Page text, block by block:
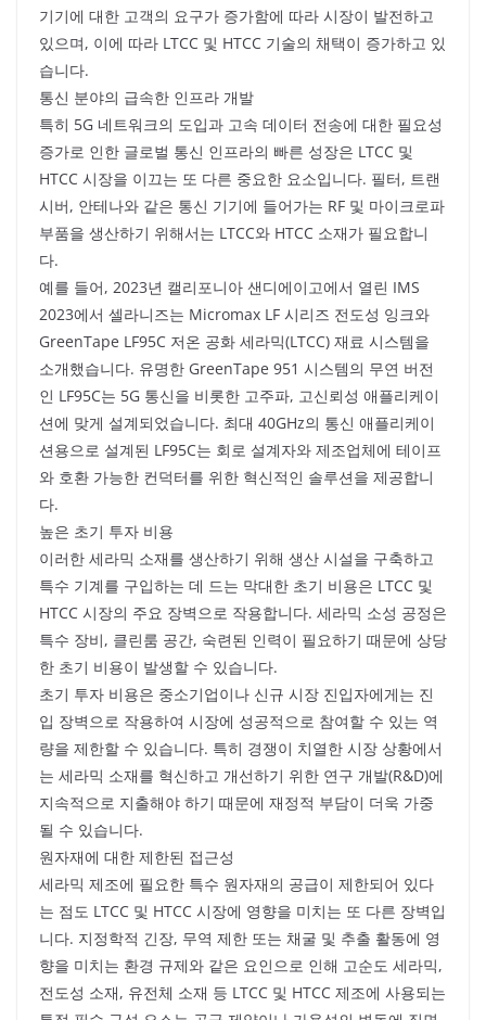
기기에 대한 고객의 요구가 증가함에 따라 시장이 발전하고
있으며, 이에 따라 LTCC 및 HTCC 기술의 채택이 증가하고 있
습니다.
통신 분야의 급속한 인프라 개발
특히 5G 네트워크의 도입과 고속 데이터 전송에 대한 필요성
증가로 인한 글로벌 통신 인프라의 빠른 성장은 LTCC 및
HTCC 시장을 이끄는 또 다른 중요한 요소입니다. 필터, 트랜
시버, 안테나와 같은 통신 기기에 들어가는 RF 및 마이크로파
부품을 생산하기 위해서는 LTCC와 HTCC 소재가 필요합니
다.
예를 들어, 2023년 캘리포니아 샌디에이고에서 열린 IMS
2023에서 셀라니즈는 Micromax LF 시리즈 전도성 잉크와
GreenTape LF95C 저온 공화 세라믹(LTCC) 재료 시스템을
소개했습니다. 유명한 GreenTape 951 시스템의 무연 버전
인 LF95C는 5G 통신을 비롯한 고주파, 고신뢰성 애플리케이
션에 맞게 설계되었습니다. 최대 40GHz의 통신 애플리케이
션용으로 설계된 LF95C는 회로 설계자와 제조업체에 테이프
와 호환 가능한 컨덕터를 위한 혁신적인 솔루션을 제공합니
다.
높은 초기 투자 비용
이러한 세라믹 소재를 생산하기 위해 생산 시설을 구축하고
특수 기계를 구입하는 데 드는 막대한 초기 비용은 LTCC 및
HTCC 시장의 주요 장벽으로 작용합니다. 세라믹 소성 공정은
특수 장비, 클린룸 공간, 숙련된 인력이 필요하기 때문에 상당
한 초기 비용이 발생할 수 있습니다.
초기 투자 비용은 중소기업이나 신규 시장 진입자에게는 진
입 장벽으로 작용하여 시장에 성공적으로 참여할 수 있는 역
량을 제한할 수 있습니다. 특히 경쟁이 치열한 시장 상황에서
는 세라믹 소재를 혁신하고 개선하기 위한 연구 개발(R&D)에
지속적으로 지출해야 하기 때문에 재정적 부담이 더욱 가중
될 수 있습니다.
원자재에 대한 제한된 접근성
세라믹 제조에 필요한 특수 원자재의 공급이 제한되어 있다
는 점도 LTCC 및 HTCC 시장에 영향을 미치는 또 다른 장벽입
니다. 지정학적 긴장, 무역 제한 또는 채굴 및 추출 활동에 영
향을 미치는 환경 규제와 같은 요인으로 인해 고순도 세라믹,
전도성 소재, 유전체 소재 등 LTCC 및 HTCC 제조에 사용되는